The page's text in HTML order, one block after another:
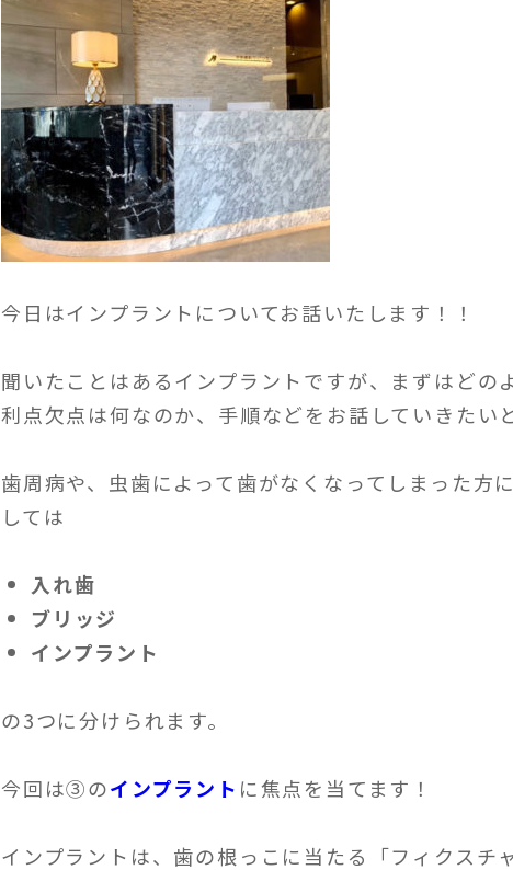
今日はインプラントについてお話いたします！！
聞いたことはあるインプラントですが、まずはどの
利点欠点は何なのか、手順などをお話していきたい
歯周病や、虫歯によって歯がなくなってしまった方
しては
入れ歯
ブリッジ
インプラント
の3つに分けられます。
今回は③のインプラント に焦点を当てます！
インプラントは、歯の根っこに当たる「フィクスチャ